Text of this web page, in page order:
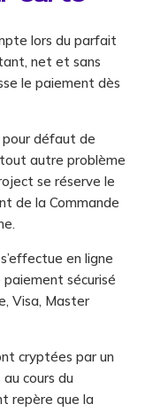
lors du parfait
net et sans
le paiement dès
défaut de
autre problème
se réserve le
de la Commande
en ligne
sécurisé
Visa, Master
cryptées par un
cours du
repère que la